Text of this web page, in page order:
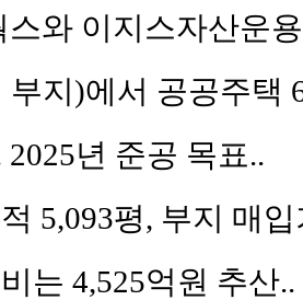
스와 이지스자산운
부지)에서 공공주택
년 준공 목표..
적 5,093평, 부지 매
비는 4,525억원 추